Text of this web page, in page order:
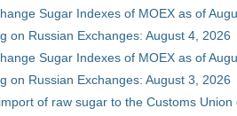
Sugar Indexes of MOEX as of
on Russian Exchanges: August 4, 2026
Sugar Indexes of MOEX as of
on Russian Exchanges: August 3, 2026
of raw sugar to the Customs